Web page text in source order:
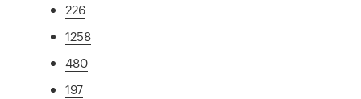
226
1258
480
197